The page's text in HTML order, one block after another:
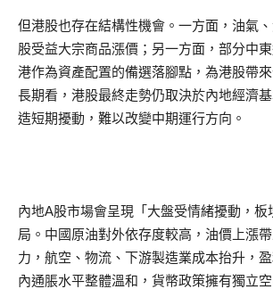
但港股也存在結構性機會。一方面，油氣
股受益大宗商品漲價；另一方面，部分中
港作為資產配置的備選落腳點，為港股帶
長期看，港股最終走勢仍取決於內地經濟
造短期擾動，難以改變中期運行方向。
內地A股市場會呈現「大盤受情緒擾動，板
局。中國原油對外依存度較高，油價上漲
力，航空、物流、下游製造業成本抬升，
內通脹水平整體溫和，貨幣政策擁有獨立